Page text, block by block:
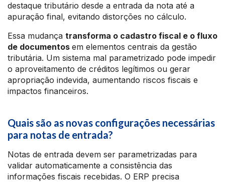
destaque tributário desde a entrada da nota até a
apuração final, evitando distorções no cálculo.
Essa mudança transforma o cadastro fiscal e o fluxo
de documentos em elementos centrais da gestão
tributária. Um sistema mal parametrizado pode impedir
o aproveitamento de créditos legítimos ou gerar
apropriação indevida, aumentando riscos fiscais e
impactos financeiros.
Quais são as novas configurações necessárias
para notas de entrada?
Notas de entrada devem ser parametrizadas para
validar automaticamente a consistência das
informações fiscais recebidas. O ERP precisa